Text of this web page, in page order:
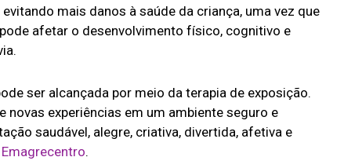
mais danos à saúde da criança, uma vez que
afetar o desenvolvimento físico, cognitivo e
ser alcançada por meio da terapia de exposição.
novas experiências em um ambiente seguro e
saudável, alegre, criativa, divertida, afetiva e
Emagrecentro.